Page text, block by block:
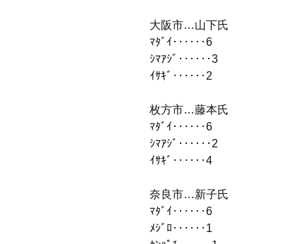
大阪市…山下氏
ﾏﾀﾞｲ‥‥‥6
ｼﾏｱｼﾞ‥‥‥3
ｲｻｷﾞ‥‥‥2
枚方市…藤本氏
ﾏﾀﾞｲ‥‥‥6
ｼﾏｱｼﾞ‥‥‥2
ｲｻｷﾞ‥‥‥4
奈良市…新子氏
ﾏﾀﾞｲ‥‥‥6
ﾒｼﾞﾛ‥‥‥1